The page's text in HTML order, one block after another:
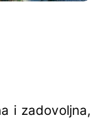
i zadovoljna,